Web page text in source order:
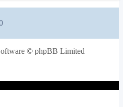
© phpBB Limited